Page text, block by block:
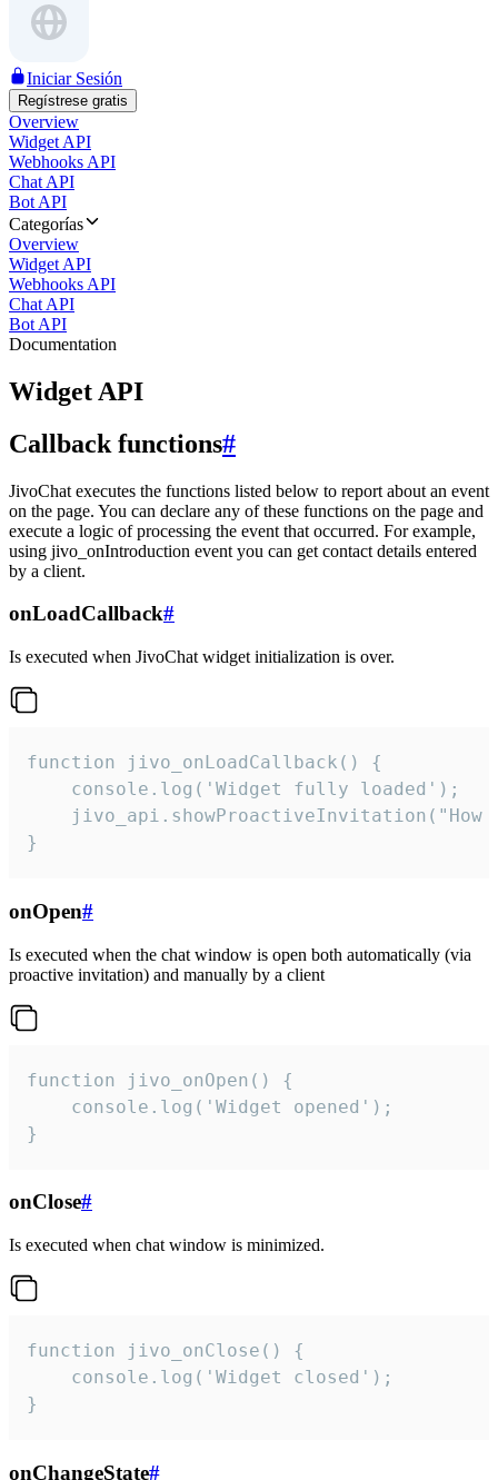
Iniciar Sesión
Regístrese gratis
Overview
Widget API
Webhooks API
Chat API
Bot API
Categorías
Overview
Widget API
Webhooks API
Chat API
Bot API
Documentation
Widget API
Callback functions#
JivoChat executes the functions listed below to report about an event
on the page. You can declare any of these functions on the page and
execute a logic of processing the event that occurred. For example,
using jivo_onIntroduction event you can get contact details entered
by a client.
onLoadCallback#
Is executed when JivoChat widget initialization is over.
function jivo_onLoadCallback() {
    console.log('Widget fully loaded');
jivo_api.showProactiveInvitation("How
}
onOpen#
Is executed when the chat window is open both automatically (via
proactive invitation) and manually by a client
function jivo_onOpen() {
    console.log('Widget opened');
}
onClose#
Is executed when chat window is minimized.
function jivo_onClose() {
    console.log('Widget closed');
}
onChangeState#